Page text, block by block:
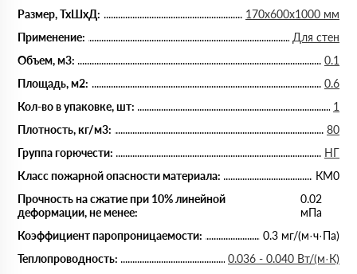
Размер, ТхШхД:
170х600х1000 мм
Применение:
Для стен
Объем, м3:
0.1
Площадь, м2:
0.6
Кол-во в упаковке, шт:
1
Плотность, кг/м3:
80
Группа горючести:
НГ
Класс пожарной опасности материала:
КМ0
Прочность на сжатие при 10% линейной
деформации, не менее:
0.02
мПа
Коэффициент паропроницаемости:
0.3 мг/(м·ч·Па)
Теплопроводность:
0.036 - 0.040 Вт/(м·К)